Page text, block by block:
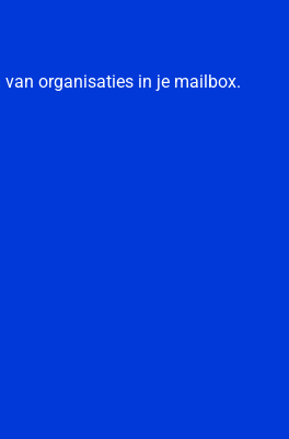
organisaties in je mailbox.